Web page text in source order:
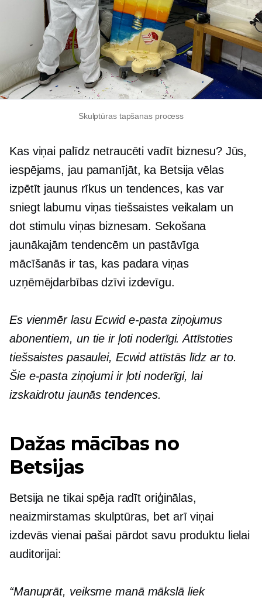
Skulptūras tapšanas process
Kas viņai palīdz netraucēti vadīt biznesu? Jūs,
iespējams, jau pamanījāt, ka Betsija vēlas
izpētīt jaunus rīkus un tendences, kas var
sniegt labumu viņas tiešsaistes veikalam un
dot stimulu viņas biznesam. Sekošana
jaunākajām tendencēm un pastāvīga
mācīšanās ir tas, kas padara viņas
uzņēmējdarbības dzīvi izdevīgu.
Es vienmēr lasu Ecwid e-pasta ziņojumus
abonentiem, un tie ir ļoti noderīgi. Attīstoties
tiešsaistes pasaulei, Ecwid attīstās līdz ar to.
Šie e-pasta ziņojumi ir ļoti noderīgi, lai
izskaidrotu jaunās tendences.
Dažas mācības no
Betsijas
Betsija ne tikai spēja radīt oriģinālas,
neaizmirstamas skulptūras, bet arī viņai
izdevās vienai pašai pārdot savu produktu lielai
auditorijai:
“Manuprāt, veiksme manā mākslā liek